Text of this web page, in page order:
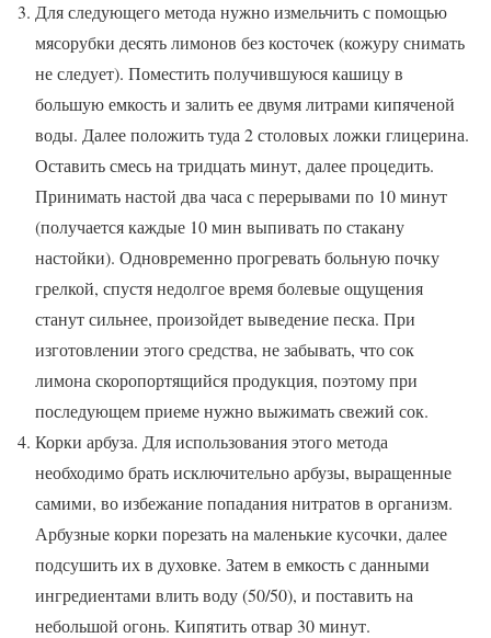
Для следующего метода нужно измельчить с помощью
мясорубки десять лимонов без косточек (кожуру снимать
не следует). Поместить получившуюся кашицу в
большую емкость и залить ее двумя литрами кипяченой
воды. Далее положить туда 2 столовых ложки глицерина.
Оставить смесь на тридцать минут, далее процедить.
Принимать настой два часа с перерывами по 10 минут
(получается каждые 10 мин выпивать по стакану
настойки). Одновременно прогревать больную почку
грелкой, спустя недолгое время болевые ощущения
станут сильнее, произойдет выведение песка. При
изготовлении этого средства, не забывать, что сок
лимона скоропортящийся продукция, поэтому при
последующем приеме нужно выжимать свежий сок.
Корки арбуза. Для использования этого метода
необходимо брать исключительно арбузы, выращенные
самими, во избежание попадания нитратов в организм.
Арбузные корки порезать на маленькие кусочки, далее
подсушить их в духовке. Затем в емкость с данными
ингредиентами влить воду (50/50), и поставить на
небольшой огонь. Кипятить отвар 30 минут.